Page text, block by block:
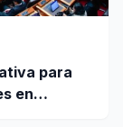
para
en